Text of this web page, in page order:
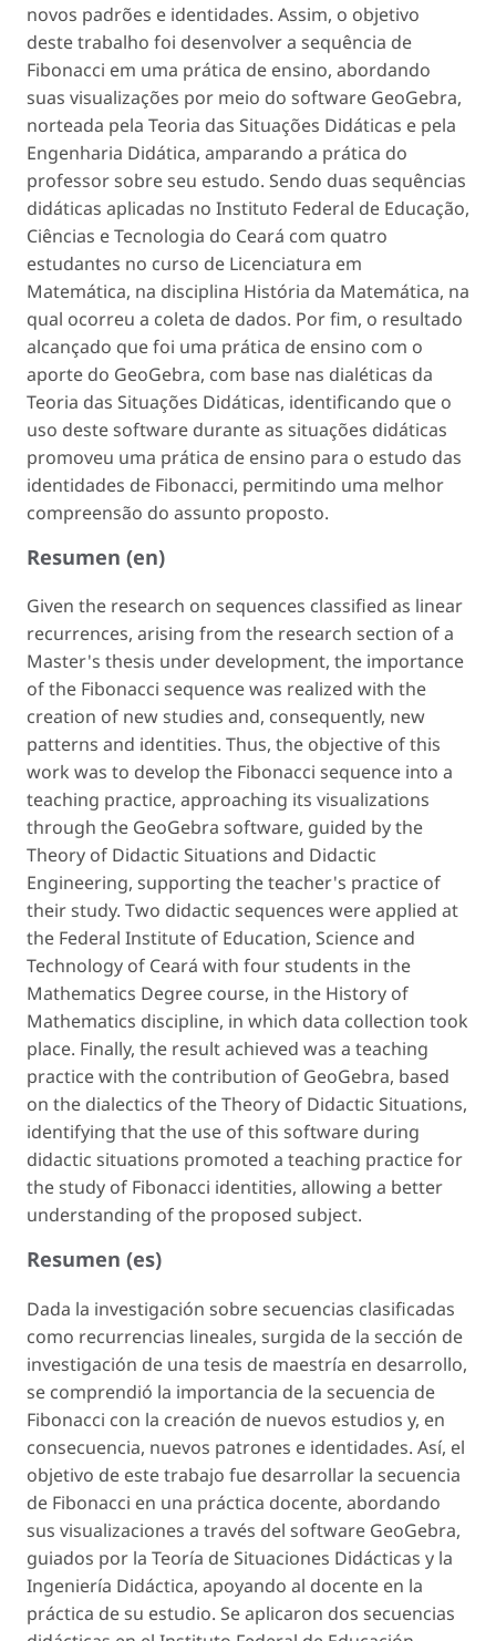
novos padrões e identidades. Assim, o objetivo
deste trabalho foi desenvolver a sequência de
Fibonacci em uma prática de ensino, abordando
suas visualizações por meio do software GeoGebra,
norteada pela Teoria das Situações Didáticas e pela
Engenharia Didática, amparando a prática do
professor sobre seu estudo. Sendo duas sequências
didáticas aplicadas no Instituto Federal de Educação,
Ciências e Tecnologia do Ceará com quatro
estudantes no curso de Licenciatura em
Matemática, na disciplina História da Matemática, na
qual ocorreu a coleta de dados. Por fim, o resultado
alcançado que foi uma prática de ensino com o
aporte do GeoGebra, com base nas dialéticas da
Teoria das Situações Didáticas, identificando que o
uso deste software durante as situações didáticas
promoveu uma prática de ensino para o estudo das
identidades de Fibonacci, permitindo uma melhor
compreensão do assunto proposto.
Resumen (en)
Given the research on sequences classified as linear
recurrences, arising from the research section of a
Master's thesis under development, the importance
of the Fibonacci sequence was realized with the
creation of new studies and, consequently, new
patterns and identities. Thus, the objective of this
work was to develop the Fibonacci sequence into a
teaching practice, approaching its visualizations
through the GeoGebra software, guided by the
Theory of Didactic Situations and Didactic
Engineering, supporting the teacher's practice of
their study. Two didactic sequences were applied at
the Federal Institute of Education, Science and
Technology of Ceará with four students in the
Mathematics Degree course, in the History of
Mathematics discipline, in which data collection took
place. Finally, the result achieved was a teaching
practice with the contribution of GeoGebra, based
on the dialectics of the Theory of Didactic Situations,
identifying that the use of this software during
didactic situations promoted a teaching practice for
the study of Fibonacci identities, allowing a better
understanding of the proposed subject.
Resumen (es)
Dada la investigación sobre secuencias clasificadas
como recurrencias lineales, surgida de la sección de
investigación de una tesis de maestría en desarrollo,
se comprendió la importancia de la secuencia de
Fibonacci con la creación de nuevos estudios y, en
consecuencia, nuevos patrones e identidades. Así, el
objetivo de este trabajo fue desarrollar la secuencia
de Fibonacci en una práctica docente, abordando
sus visualizaciones a través del software GeoGebra,
guiados por la Teoría de Situaciones Didácticas y la
Ingeniería Didáctica, apoyando al docente en la
práctica de su estudio. Se aplicaron dos secuencias